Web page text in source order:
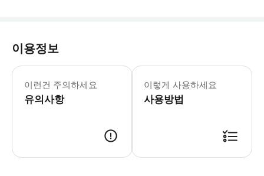
이용정보
이런건 주의하세요
유의사항
* 소요시간 : 180분 (옵션에 따라 소요
이렇게 사용하세요
사용방법